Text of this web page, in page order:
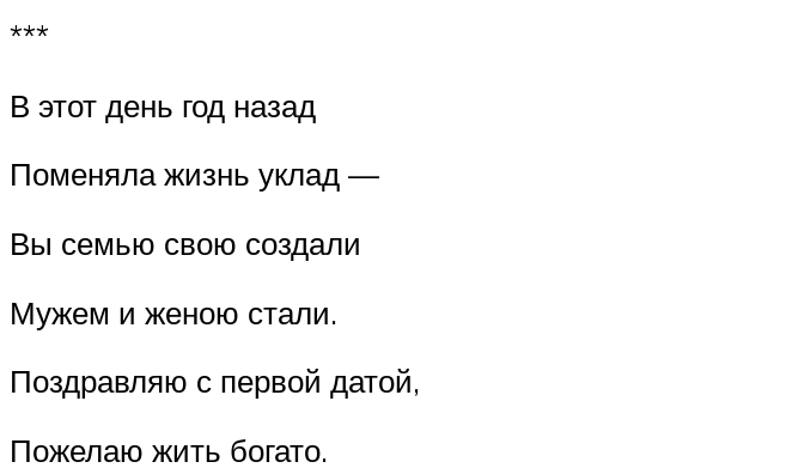
***
В этот день год назад
Поменяла жизнь уклад —
Вы семью свою создали
Мужем и женою стали.
Поздравляю с первой датой,
Пожелаю жить богато.